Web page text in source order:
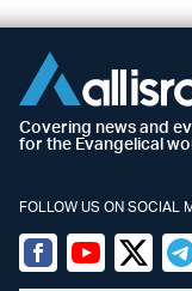
Covering news and
for the Evangelical
FOLLOW US ON SOCIAL
Facebook
YoutubeTwitter